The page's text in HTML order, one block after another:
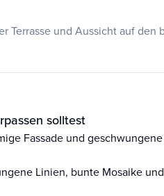
Terrasse und Aussicht auf den
solltest
Fassade und
Linien, bunte Mosaike